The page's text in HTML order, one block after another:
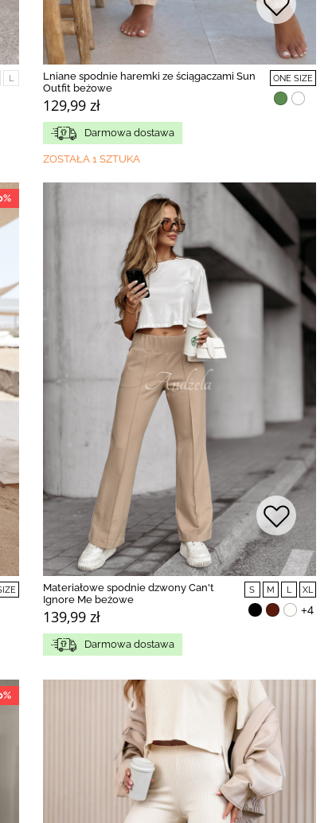
L
Lniane spodnie haremki ze ściągaczami Sun
Outfit beżowe
129,99 zł
ONE SIZE
Darmowa dostawa
ZOSTAŁA 1 SZTUKA
Materiałowe spodnie dzwony Can't
Ignore Me beżowe
139,99 zł
S M L XL
+4
Darmowa dostawa